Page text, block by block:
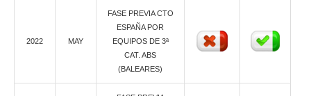
2022 MAY
FASE PREVIA CTO
ESPAÑA POR
EQUIPOS DE 3ª
CAT. ABS
(BALEARES)